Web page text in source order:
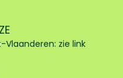
Vlaanderen: zie link